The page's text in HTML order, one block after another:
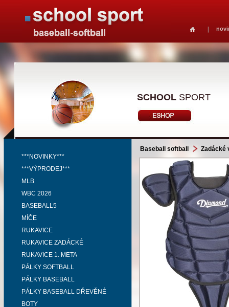
SCHOOL SPORT
***NOVINKY***
***VÝPRODEJ***
MLB
WBC 2026
BASEBALL5
MÍČE
RUKAVICE
RUKAVICE ZADÁCKÉ
RUKAVICE 1. META
PÁLKY SOFTBALL
PÁLKY BASEBALL
PÁLKY BASEBALL DŘEVĚNÉ
BOTY
Baseball softball Zadácké